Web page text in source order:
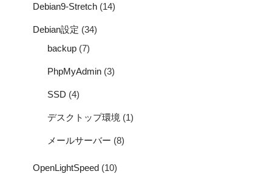
Debian9-Stretch (14)
Debian設定 (34)
backup (7)
PhpMyAdmin (3)
SSD (4)
デスクトップ環境 (1)
メールサーバー (8)
OpenLightSpeed (10)